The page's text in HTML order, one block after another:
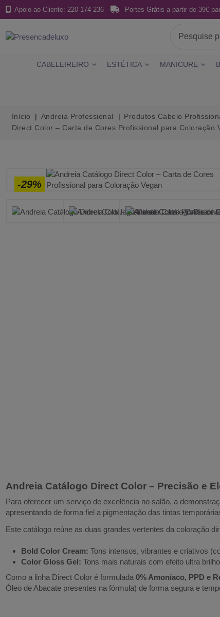
Apoio ao Cliente: 220 174 236 Portes Grátis a partir de 39€
CABELEIREIRO ESTÉTICA MANICURE
Início Andreia Professional Produtos Cabelo
Direct Color – Carta de Cores Profissional para Coloração
-29%
Andreia Catálogo Direct Color – Precisão e
Para oferecer um serviço de excelência no salão, a
apresentando de forma fiel a pigmentação das tintas
Este catálogo reúne as duas grandes vertentes da coloração
Bold Color Cream: Tons intensos, vibrantes e criativos
Color Gloss Gel: Tons mais naturais com efeito ultra
Como a linha Direct Color é formulada0% Amoníaco, PPD e
Óleo de Abacate presentes na fórmula) de forma segura e